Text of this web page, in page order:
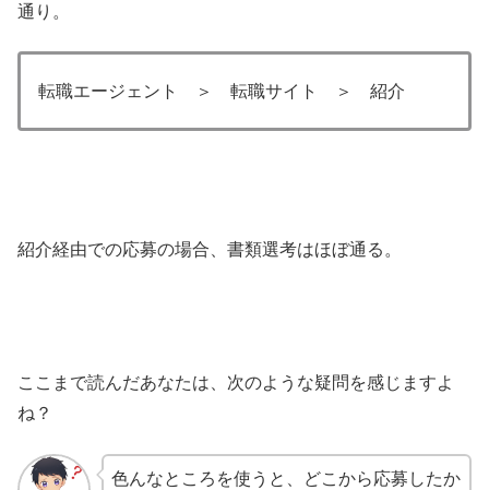
通り。
転職エージェント ＞ 転職サイト ＞ 紹介
紹介経由での応募の場合、書類選考はほぼ通る。
ここまで読んだあなたは、次のような疑問を感じますよ
ね？
色んなところを使うと、どこから応募したか